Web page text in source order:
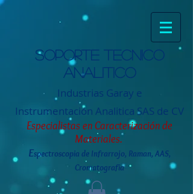
Soporte tecnico
analitico
Industrias Garay e
Instrumentación Analitica SAS de CV
Especialistas en Caracterización de
Materiales.
Espectroscopia de Infrarrojo, Raman, AAS,
Cromatografia